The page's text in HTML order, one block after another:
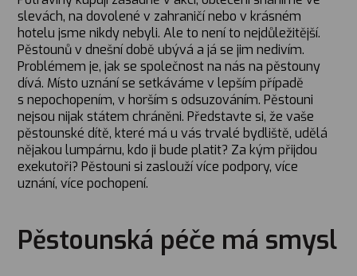
slevách, na dovolené v zahraničí nebo v krásném
hotelu jsme nikdy nebyli. Ale to není to nejdůležitější.
Pěstounů v dnešní době ubývá a já se jim nedivím.
Problémem je, jak se společnost na nás na pěstouny
dívá. Místo uznání se setkáváme v lepším případě
s nepochopením, v horším s odsuzováním. Pěstouni
nejsou nijak státem chráněni. Představte si, že vaše
pěstounské dítě, které má u vás trvalé bydliště, udělá
nějakou lumpárnu, kdo ji bude platit? Za kým přijdou
exekutoři? Pěstouni si zaslouží více podpory, více
uznání, více pochopení.
Pěstounská péče má smysl